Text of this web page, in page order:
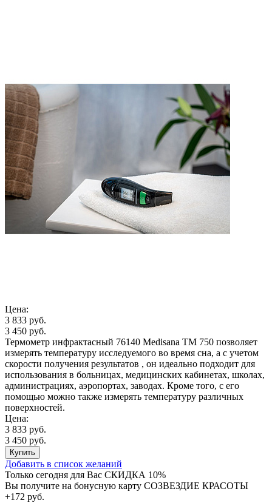
Цена:
3 833 руб.
3 450 руб.
Термометр инфрактасный 76140 Medisana TM 750 позволяет
измерять температуру исследуемого во время сна, а с учетом
скорости получения результатов , он идеально подходит для
использования в больницах, медицинских кабинетах, школах,
администрациях, аэропортах, заводах. Кроме того, с его
помощью можно также измерять температуру различных
поверхностей.
Цена:
3 833 руб.
3 450 руб.
Купить
Добавить в список желаний
Только сегодня для Вас СКИДКА 10%
Вы получите на бонусную карту СОЗВЕЗДИЕ КРАСОТЫ
+172 руб.